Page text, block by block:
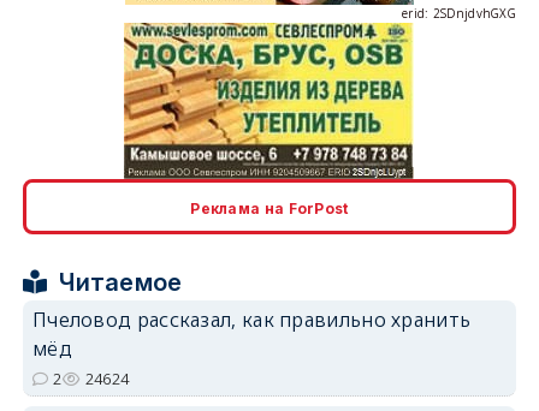
Реклама на ForPost
Читаемое
Пчеловод рассказал, как правильно хранить
мёд
2 24624